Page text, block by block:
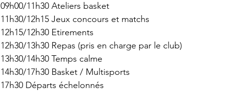
09h00/11h30 Ateliers basket
11h30/12h15 Jeux concours et matchs
12h15/12h30 Etirements
12h30/13h30 Repas (pris en charge par le club)
13h30/14h30 Temps calme
14h30/17h30 Basket / Multisports
17h30 Départs échelonnés